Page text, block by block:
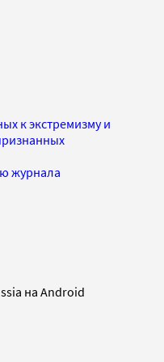
к экстремизму и
журнала
на Android